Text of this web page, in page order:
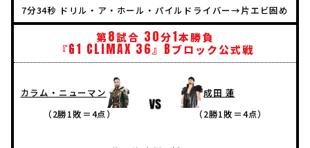
7分34秒 ドリル・ア・ホール・パイルドライバー→片エビ固め
第8試合 30分1本勝負
『G1 CLIMAX 36』 Bブロック公式戦
カラム・ニューマン
（2勝1敗＝4点）
成田 蓮
（2勝1敗＝4点）